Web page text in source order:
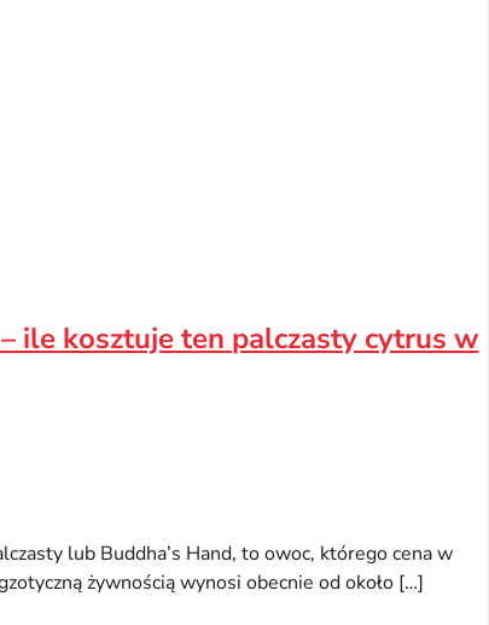
ile kosztuje ten palczasty cytrus w
lub Buddha’s Hand, to owoc, którego cena w
żywnością wynosi obecnie od około […]